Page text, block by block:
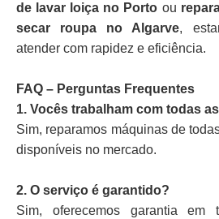
de lavar loiça no Porto ou
secar roupa no Algarve,
atender com rapidez e eficiência.
FAQ – Perguntas Frequentes
1. Vocês trabalham com todas
Sim, reparamos máquinas de
disponíveis no mercado.
2. O serviço é garantido?
Sim, oferecemos garantia em